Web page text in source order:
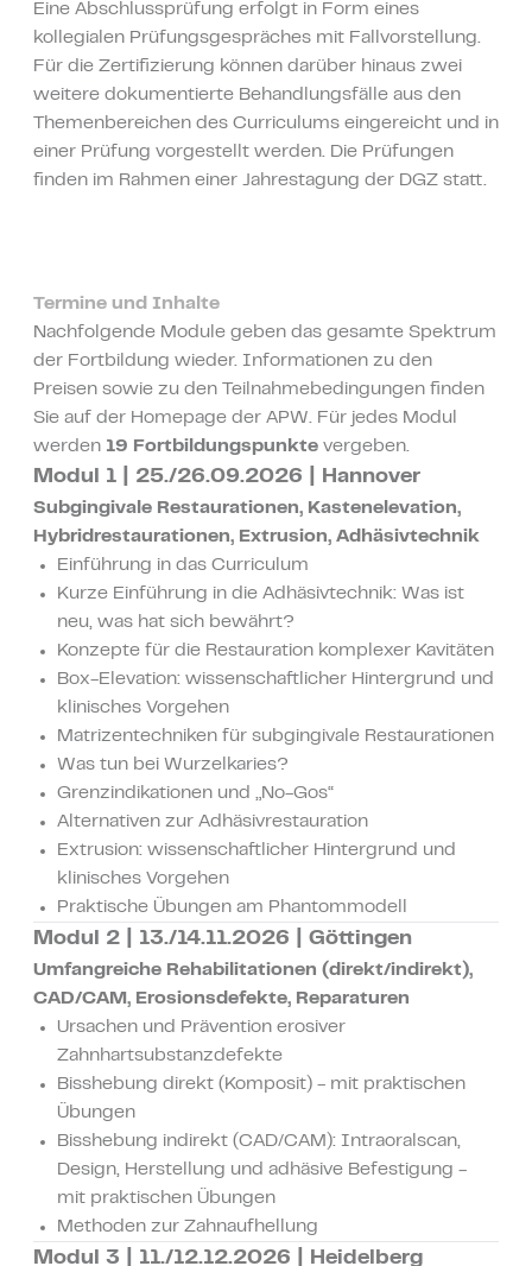
Eine Abschlussprüfung erfolgt in Form eines
kollegialen Prüfungsgespräches mit Fallvorstellung.
Für die Zertifizierung können darüber hinaus zwei
weitere dokumentierte Behandlungsfälle aus den
Themenbereichen des Curriculums eingereicht und in
einer Prüfung vorgestellt werden. Die Prüfungen
finden im Rahmen einer Jahrestagung der DGZ statt.
Termine und Inhalte
Nachfolgende Module geben das gesamte Spektrum
der Fortbildung wieder. Informationen zu den
Preisen sowie zu den Teilnahmebedingungen finden
Sie auf der Homepage der APW. Für jedes Modul
werden 19 Fortbildungspunkte vergeben.
Modul 1 | 25./26.09.2026 | Hannover
Subgingivale Restaurationen, Kastenelevation,
Hybridrestaurationen, Extrusion, Adhäsivtechnik
Einführung in das Curriculum
Kurze Einführung in die Adhäsivtechnik: Was ist
neu, was hat sich bewährt?
Konzepte für die Restauration komplexer Kavitäten
Box-Elevation: wissenschaftlicher Hintergrund und
klinisches Vorgehen
Matrizentechniken für subgingivale Restaurationen
Was tun bei Wurzelkaries?
Grenzindikationen und „No-Gos“
Alternativen zur Adhäsivrestauration
Extrusion: wissenschaftlicher Hintergrund und
klinisches Vorgehen
Praktische Übungen am Phantommodell
Modul 2 | 13./14.11.2026 | Göttingen
Umfangreiche Rehabilitationen (direkt/indirekt),
CAD/CAM, Erosionsdefekte, Reparaturen
Ursachen und Prävention erosiver
Zahnhartsubstanzdefekte
Bisshebung direkt (Komposit) - mit praktischen
Übungen
Bisshebung indirekt (CAD/CAM): Intraoralscan,
Design, Herstellung und adhäsive Befestigung -
mit praktischen Übungen
Methoden zur Zahnaufhellung
Modul 3 | 11./12.12.2026 | Heidelberg